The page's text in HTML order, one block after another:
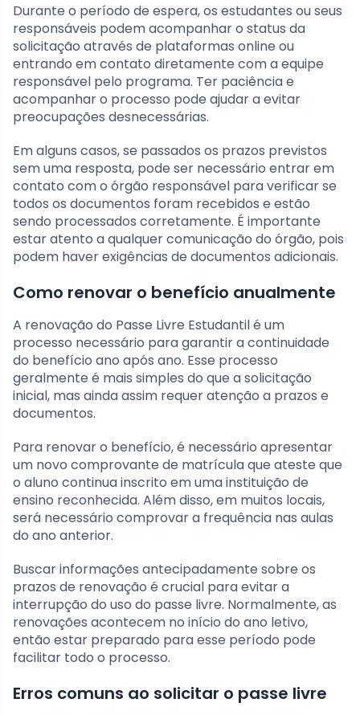
Durante o período de espera, os estudantes ou seus
responsáveis podem acompanhar o status da
solicitação através de plataformas online ou
entrando em contato diretamente com a equipe
responsável pelo programa. Ter paciência e
acompanhar o processo pode ajudar a evitar
preocupações desnecessárias.
Em alguns casos, se passados os prazos previstos
sem uma resposta, pode ser necessário entrar em
contato com o órgão responsável para verificar se
todos os documentos foram recebidos e estão
sendo processados corretamente. É importante
estar atento a qualquer comunicação do órgão, pois
podem haver exigências de documentos adicionais.
Como renovar o benefício anualmente
A renovação do Passe Livre Estudantil é um
processo necessário para garantir a continuidade
do benefício ano após ano. Esse processo
geralmente é mais simples do que a solicitação
inicial, mas ainda assim requer atenção a prazos e
documentos.
Para renovar o benefício, é necessário apresentar
um novo comprovante de matrícula que ateste que
o aluno continua inscrito em uma instituição de
ensino reconhecida. Além disso, em muitos locais,
será necessário comprovar a frequência nas aulas
do ano anterior.
Buscar informações antecipadamente sobre os
prazos de renovação é crucial para evitar a
interrupção do uso do passe livre. Normalmente, as
renovações acontecem no início do ano letivo,
então estar preparado para esse período pode
facilitar todo o processo.
Erros comuns ao solicitar o passe livre